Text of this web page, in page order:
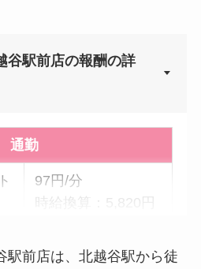
谷駅前店の報酬の詳
▼
通勤
97円/分
時給換算：5,820円
時給換算：3,480円
駅前店は、北越谷駅から徒